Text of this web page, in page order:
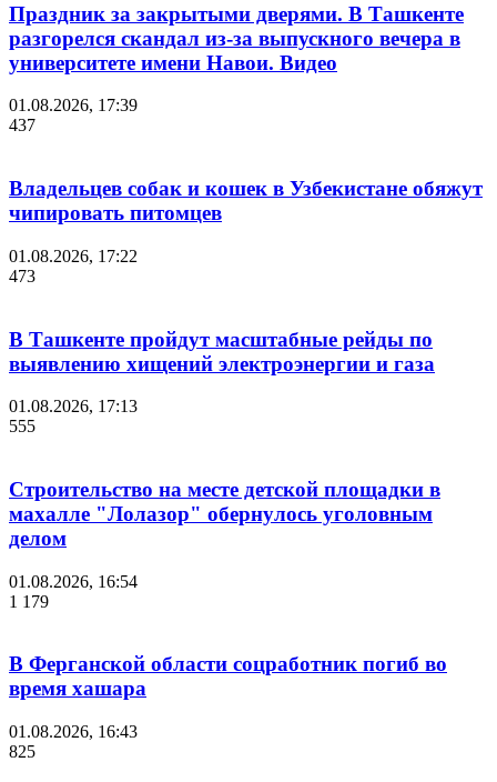
Праздник за закрытыми дверями. В Ташкенте
разгорелся скандал из-за выпускного вечера в
университете имени Навои. Видео
01.08.2026, 17:39
437
Владельцев собак и кошек в Узбекистане обяжут
чипировать питомцев
01.08.2026, 17:22
473
В Ташкенте пройдут масштабные рейды по
выявлению хищений электроэнергии и газа
01.08.2026, 17:13
555
Строительство на месте детской площадки в
махалле "Лолазор" обернулось уголовным
делом
01.08.2026, 16:54
1 179
В Ферганской области соцработник погиб во
время хашара
01.08.2026, 16:43
825